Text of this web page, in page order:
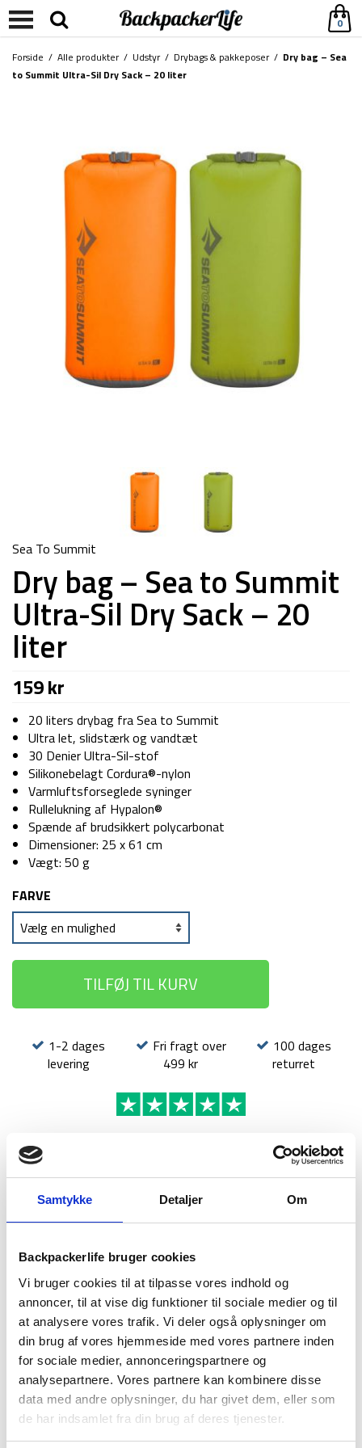
Samtykke Detaljer Om
Backpackerlife bruger cookies
Vi bruger cookies til at tilpasse vores indhold og
annoncer, til at vise dig funktioner til sociale medier og til
at analysere vores trafik. Vi deler også oplysninger om
din brug af vores hjemmeside med vores partnere inden
for sociale medier, annonceringspartnere og
analysepartnere. Vores partnere kan kombinere disse
data med andre oplysninger, du har givet dem, eller som
de har indsamlet fra din brug af deres tjenester.
0
Forside / Alle produkter/ Udstyr/ Drybags & pakkeposer/ Dry bag – Sea
to Summit Ultra-Sil Dry Sack – 20 liter
Sea To Summit
Dry bag – Sea to Summit
Ultra-Sil Dry Sack – 20
liter
159kr
20 liters drybag fra Sea to Summit
Ultra let, slidstærk og vandtæt
30 Denier Ultra-Sil-stof
Silikonebelagt Cordura®-nylon
Varmluftsforseglede syninger
Rullelukning af Hypalon®
Spænde af brudsikkert polycarbonat
Dimensioner: 25 x 61 cm
Vægt: 50 g
FARVE
TILFØJ TIL KURV
1-2 dages
levering
Fri fragt over
499 kr
100 dages
returret
BESKRIVELSE
YDERLIGERE INFORMATION
Ultra-Sil Dry Sack fra Sea to Summit er en ultra let, slidstærk